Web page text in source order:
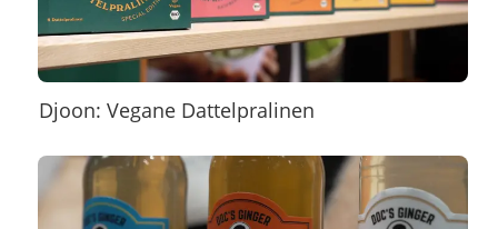
Djoon: Vegane Dattelpralinen